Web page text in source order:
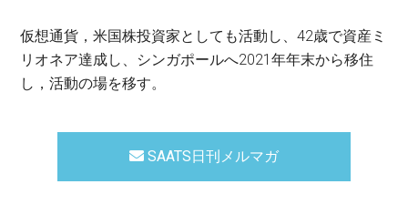
仮想通貨，米国株投資家としても活動し、42歳で資産ミ
リオネア達成し、シンガポールへ2021年年末から移住
し，活動の場を移す。
SAATS日刊メルマガ